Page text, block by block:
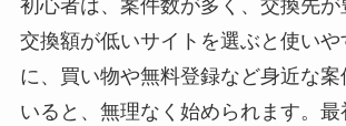
初心者は、案件数が多く、交換先
交換額が低いサイトを選ぶと使い
に、買い物や無料登録など身近な案
いると、無理なく始められます。